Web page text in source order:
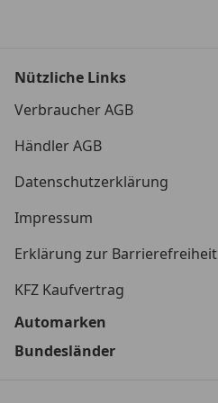
Nützliche Links
Verbraucher AGB
Händler AGB
Datenschutzerklärung
Impressum
Erklärung zur Barrierefreiheit
KFZ Kaufvertrag
Automarken
Bundesländer